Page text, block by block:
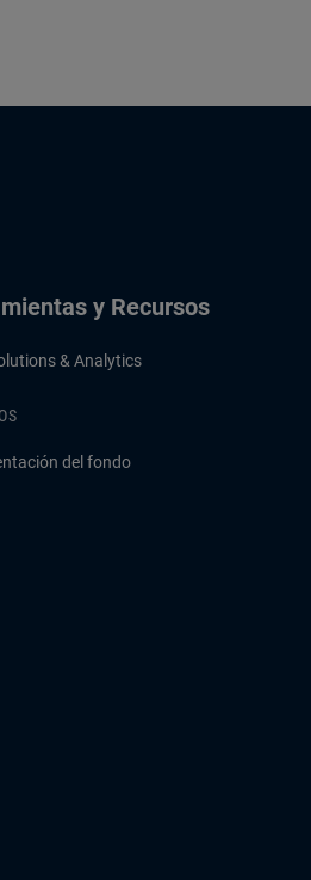
y Recursos
& Analytics
del fondo